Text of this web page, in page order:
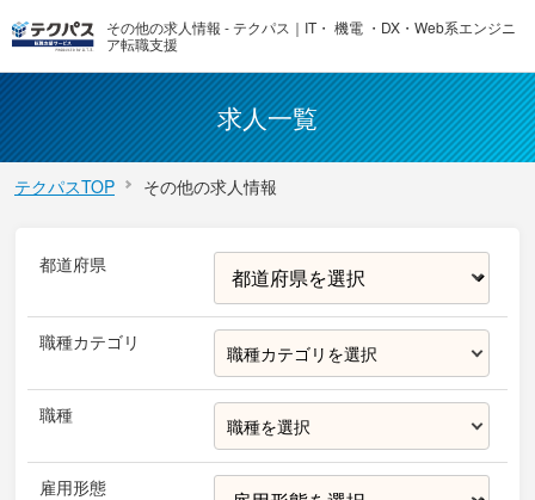
その他の求人情報 - テクパス｜IT・ 機電 ・DX・Web系エンジニ
ア転職支援
求人一覧
テクパスTOP その他の求人情報
都道府県
職種カテゴリ 職種カテゴリを選択
職種 職種を選択
雇用形態